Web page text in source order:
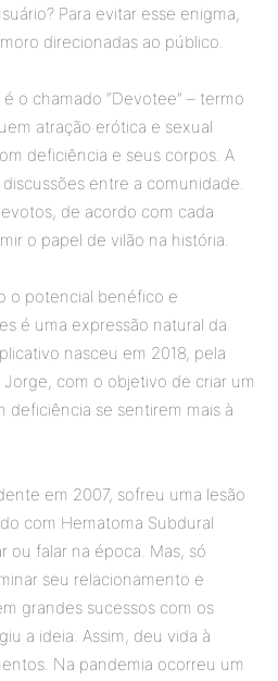
Para evitar esse enigma,
direcionadas ao público.
o chamado “Devotee” – termo
atração erótica e sexual
deficiência e seus corpos. A
entre a comunidade.
de acordo com cada
o papel de vilão na história.
o potencial benéfico e
é uma expressão natural da
nasceu em 2018, pela
com o objetivo de criar um
deficiência se sentirem mais à
em 2007, sofreu uma lesão
com Hematoma Subdural
ou falar na época. Mas, só
seu relacionamento e
grandes sucessos com os
a ideia. Assim, deu vida à
Na pandemia ocorreu um